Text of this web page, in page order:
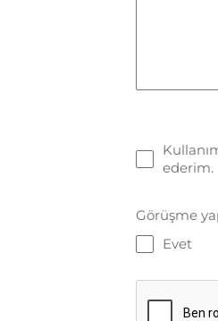
ederim.
Görüşme
Evet